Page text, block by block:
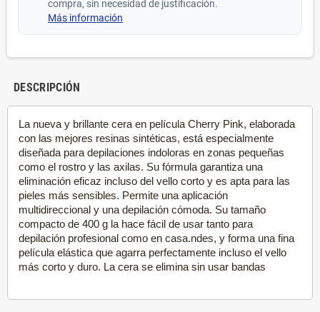
compra, sin necesidad de justificación.
Más información
DESCRIPCIÓN
La nueva y brillante cera en película Cherry Pink, elaborada
con las mejores resinas sintéticas, está especialmente
diseñada para depilaciones indoloras en zonas pequeñas
como el rostro y las axilas. Su fórmula garantiza una
eliminación eficaz incluso del vello corto y es apta para las
pieles más sensibles. Permite una aplicación
multidireccional y una depilación cómoda. Su tamaño
compacto de 400 g la hace fácil de usar tanto para
depilación profesional como en casa.ndes, y forma una fina
película elástica que agarra perfectamente incluso el vello
más corto y duro. La cera se elimina sin usar bandas